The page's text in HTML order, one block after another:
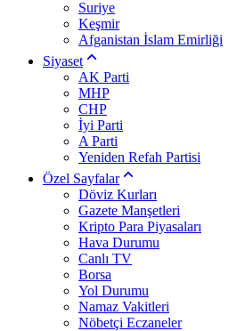
Suriye
Keşmir
Afganistan İslam Emirliği
Siyaset
AK Parti
MHP
CHP
İyi Parti
A Parti
Yeniden Refah Partisi
Özel Sayfalar
Döviz Kurları
Gazete Manşetleri
Kripto Para Piyasaları
Hava Durumu
Canlı TV
Borsa
Yol Durumu
Namaz Vakitleri
Nöbetçi Eczaneler